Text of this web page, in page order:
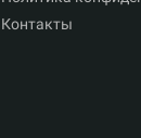
Контакты